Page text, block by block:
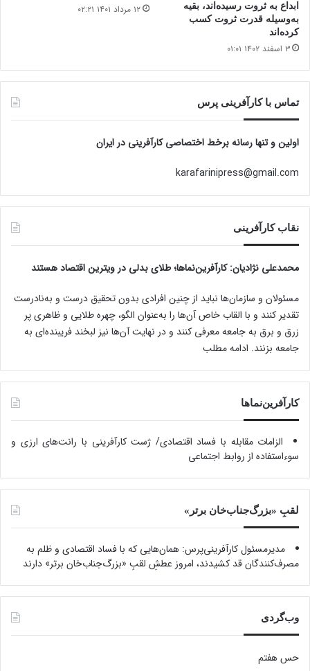
ابداع به ثروت رسیده‌اند، بقیه
به‌وسیله قدرت ثروت کسب
کرده‌اند
۳ اسفند ۱۴۰۲ ۰۱:۰۱
۱۲ مرداد ۱۴۰۱ ۰۲:۲۱
تماس با کارآفرینی پرس
اولین و تنها رسانه برخط اختصاصی کارآفرینی در ایران
karafarinipress@gmail.com
نقاب کارآفرینی
محمدعلی نژادیان: کارآفرین‌نماها؛ طلای بدلی در ویترین اقتصاد هستند
مسئولان و سازمان‌ها نباید از چنین افرادی بدون تحقیق درست و به‌نادرست
تقدیر کنند و با القاب خاص آ‌ن‌ها را به‌عنوان الگو، چهره طلایی و ظاهری پر
زرق و برق به جامعه معرفی کنند و در نهایت آن‌ها نیز لبخند فریبنده‌ای به
جامعه بزنند. ادامه مطلب
کارآفرین‌نماها
الزامات مقابله با فساد اقتصادی/ ژست کارآفرینی با رانت‌های ارزی و
سوءاستفاده از روابط اجتماعی
لقبِ «بزرگ‌جناب‌خان برتر»
مدیرمسئول کارآفرینی‌پرس: همان‌هایی که با فساد اقتصادی و ظلم به
مصرف‌کنندگان قد کشیدند، امروز عطشِ لقبِ «بزرگ‌جناب‌خان برتر» دارند
وب‌گردی
حس هفتم